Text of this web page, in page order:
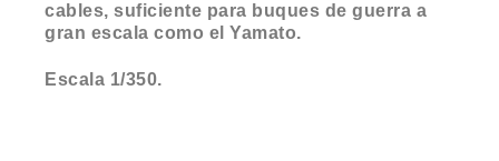
cables, suficiente para buques de guerra a
gran escala como el Yamato.
Escala 1/350.